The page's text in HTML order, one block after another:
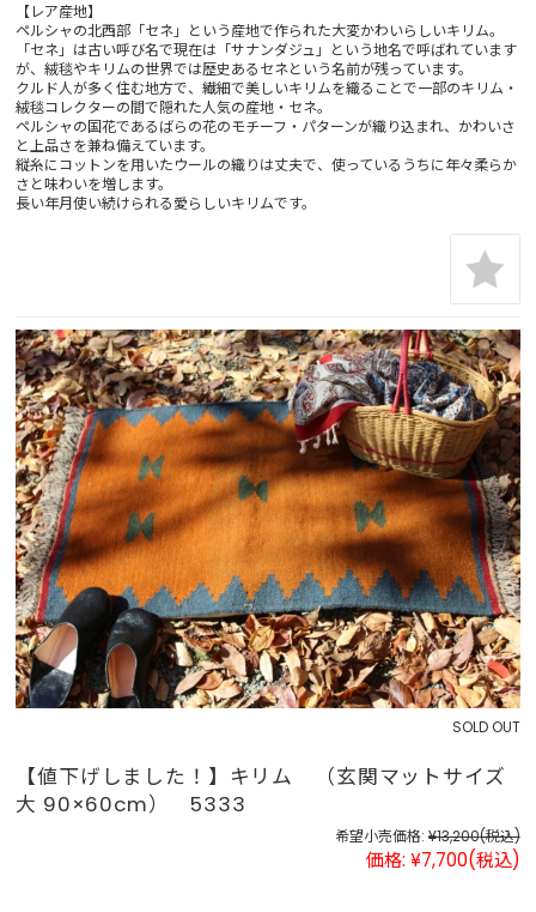
【レア産地】
ペルシャの北西部「セネ」という産地で作られた大変かわいらしいキリム。
「セネ」は古い呼び名で現在は「サナンダジュ」という地名で呼ばれています
が、絨毯やキリムの世界では歴史あるセネという名前が残っています。
クルド人が多く住む地方で、繊細で美しいキリムを織ることで一部のキリム・
絨毯コレクターの間で隠れた人気の産地・セネ。
ペルシャの国花であるばらの花のモチーフ・パターンが織り込まれ、かわいさ
と上品さを兼ね備えています。
縦糸にコットンを用いたウールの織りは丈夫で、使っているうちに年々柔らか
さと味わいを増します。
長い年月使い続けられる愛らしいキリムです。
SOLD OUT
【値下げしました！】キリム （玄関マットサイズ
大 90×60cm） 5333
希望小売価格: ¥13,200(税込)
価格: ¥7,700(税込)